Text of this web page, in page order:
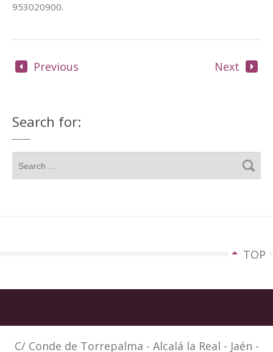
953020900.
Previous Next
Search for:
TOP
C/ Conde de Torrepalma - Alcalá la Real - Jaén -